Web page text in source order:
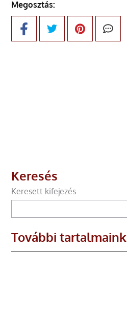
Megosztás:
Keresés
Keresett kifejezés
További tartalmaink